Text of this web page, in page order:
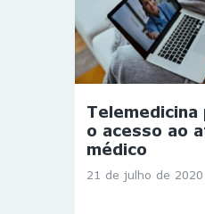
Telemedicina
o acesso ao
médico
21 de julho de 2020